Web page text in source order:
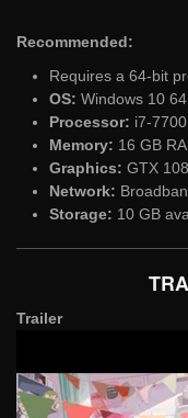
Recommended:
Requires a 64-bit
OS: Windows 10
Processor: i7-
Memory: 16 GB
Graphics: GTX
Network:
Storage: 10 GB
Trailer